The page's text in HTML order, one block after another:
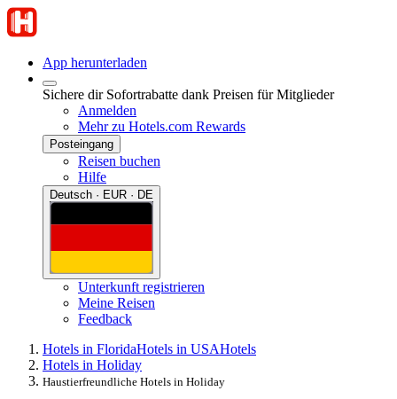
App herunterladen
Sichere dir Sofortrabatte dank Preisen für Mitglieder
Anmelden
Mehr zu Hotels.com Rewards
Posteingang
Reisen buchen
Hilfe
Deutsch · EUR · DE
Unterkunft registrieren
Meine Reisen
Feedback
Hotels in FloridaHotels in USAHotels
Hotels in Holiday
Haustierfreundliche Hotels in Holiday